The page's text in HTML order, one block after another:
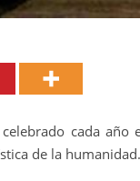
cada
de la humanidad.